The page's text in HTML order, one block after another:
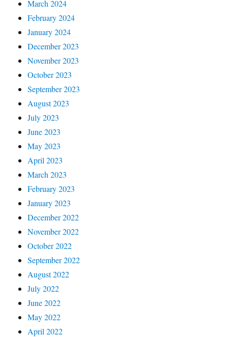
March 2024
February 2024
January 2024
December 2023
November 2023
October 2023
September 2023
August 2023
July 2023
June 2023
May 2023
April 2023
March 2023
February 2023
January 2023
December 2022
November 2022
October 2022
September 2022
August 2022
July 2022
June 2022
May 2022
April 2022